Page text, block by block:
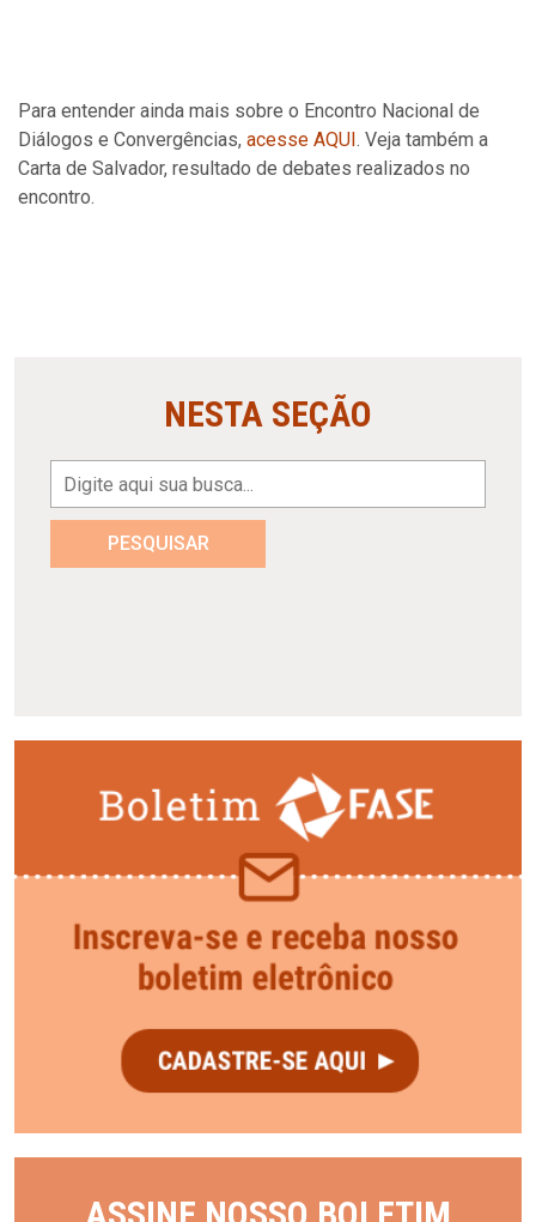
Para entender ainda mais sobre o Encontro Nacional de
Diálogos e Convergências, acesse AQUI. Veja também a
Carta de Salvador, resultado de debates realizados no
encontro.
NESTA SEÇÃO
PESQUISAR